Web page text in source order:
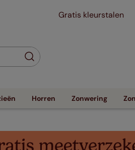
Gratis kleurstalen
Horren Zonwering